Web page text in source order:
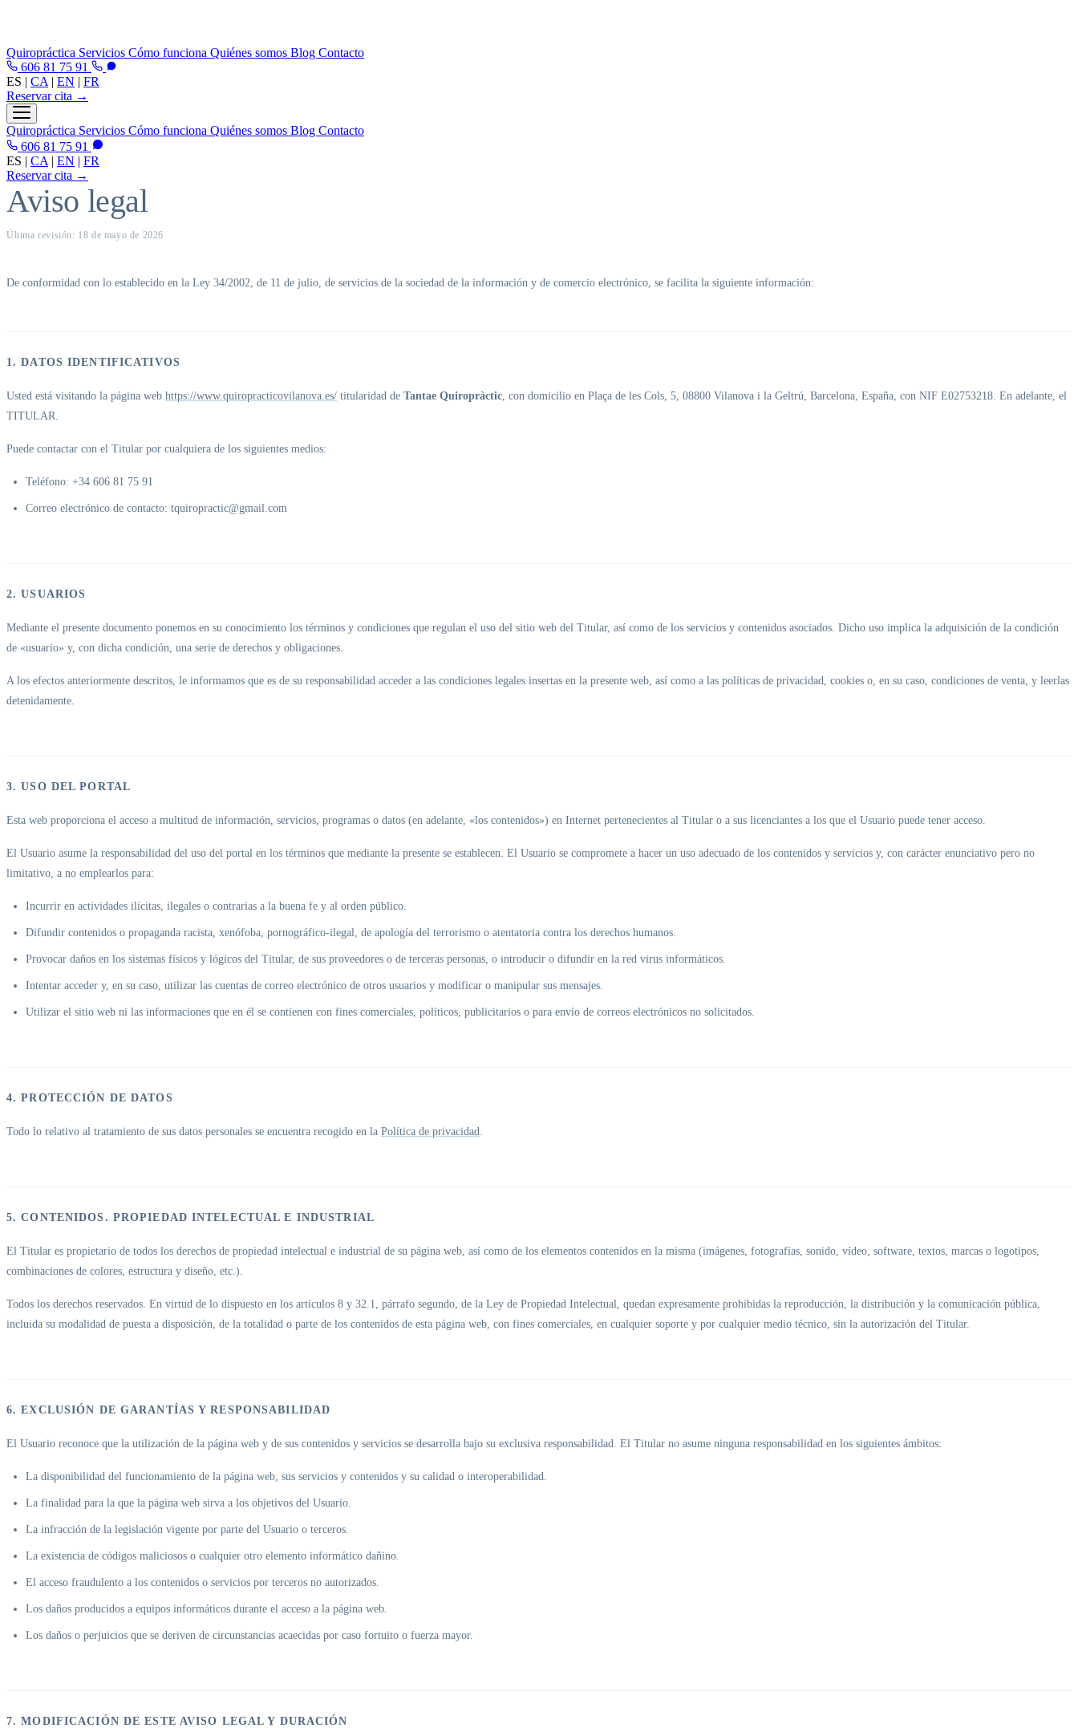
Quiropráctica Servicios Cómo funciona Quiénes somos Blog Contacto
606 81 75 91
ES | CA | EN | FR
Reservar cita →
Quiropráctica Servicios Cómo funciona Quiénes somos Blog Contacto
606 81 75 91
ES | CA | EN | FR
Reservar cita →
Aviso legal
Última revisión: 18 de mayo de 2026
De conformidad con lo establecido en la Ley 34/2002, de 11 de julio, de servicios de la sociedad de la información y de comercio electrónico, se facilita la siguiente información:
1. DATOS IDENTIFICATIVOS
Usted está visitando la página web https://www.quiropracticovilanova.es/ titularidad de Tantae Quiropràctic, con domicilio en Plaça de les Cols, 5, 08800 Vilanova i la Geltrú, Barcelona, España, con NIF E02753218. En adelante, el
TITULAR.
Puede contactar con el Titular por cualquiera de los siguientes medios:
Teléfono: +34 606 81 75 91
Correo electrónico de contacto: tquiropractic@gmail.com
2. USUARIOS
Mediante el presente documento ponemos en su conocimiento los términos y condiciones que regulan el uso del sitio web del Titular, así como de los servicios y contenidos asociados. Dicho uso implica la adquisición de la condición
de «usuario» y, con dicha condición, una serie de derechos y obligaciones.
A los efectos anteriormente descritos, le informamos que es de su responsabilidad acceder a las condiciones legales insertas en la presente web, así como a las políticas de privacidad, cookies o, en su caso, condiciones de venta, y leerlas
detenidamente.
3. USO DEL PORTAL
Esta web proporciona el acceso a multitud de información, servicios, programas o datos (en adelante, «los contenidos») en Internet pertenecientes al Titular o a sus licenciantes a los que el Usuario puede tener acceso.
El Usuario asume la responsabilidad del uso del portal en los términos que mediante la presente se establecen. El Usuario se compromete a hacer un uso adecuado de los contenidos y servicios y, con carácter enunciativo pero no
limitativo, a no emplearlos para:
Incurrir en actividades ilícitas, ilegales o contrarias a la buena fe y al orden público.
Difundir contenidos o propaganda racista, xenófoba, pornográfico-ilegal, de apología del terrorismo o atentatoria contra los derechos humanos.
Provocar daños en los sistemas físicos y lógicos del Titular, de sus proveedores o de terceras personas, o introducir o difundir en la red virus informáticos.
Intentar acceder y, en su caso, utilizar las cuentas de correo electrónico de otros usuarios y modificar o manipular sus mensajes.
Utilizar el sitio web ni las informaciones que en él se contienen con fines comerciales, políticos, publicitarios o para envío de correos electrónicos no solicitados.
4. PROTECCIÓN DE DATOS
Todo lo relativo al tratamiento de sus datos personales se encuentra recogido en la Política de privacidad.
5. CONTENIDOS. PROPIEDAD INTELECTUAL E INDUSTRIAL
El Titular es propietario de todos los derechos de propiedad intelectual e industrial de su página web, así como de los elementos contenidos en la misma (imágenes, fotografías, sonido, vídeo, software, textos, marcas o logotipos,
combinaciones de colores, estructura y diseño, etc.).
Todos los derechos reservados. En virtud de lo dispuesto en los artículos 8 y 32.1, párrafo segundo, de la Ley de Propiedad Intelectual, quedan expresamente prohibidas la reproducción, la distribución y la comunicación pública,
incluida su modalidad de puesta a disposición, de la totalidad o parte de los contenidos de esta página web, con fines comerciales, en cualquier soporte y por cualquier medio técnico, sin la autorización del Titular.
6. EXCLUSIÓN DE GARANTÍAS Y RESPONSABILIDAD
El Usuario reconoce que la utilización de la página web y de sus contenidos y servicios se desarrolla bajo su exclusiva responsabilidad. El Titular no asume ninguna responsabilidad en los siguientes ámbitos:
La disponibilidad del funcionamiento de la página web, sus servicios y contenidos y su calidad o interoperabilidad.
La finalidad para la que la página web sirva a los objetivos del Usuario.
La infracción de la legislación vigente por parte del Usuario o terceros.
La existencia de códigos maliciosos o cualquier otro elemento informático dañino.
El acceso fraudulento a los contenidos o servicios por terceros no autorizados.
Los daños producidos a equipos informáticos durante el acceso a la página web.
Los daños o perjuicios que se deriven de circunstancias acaecidas por caso fortuito o fuerza mayor.
7. MODIFICACIÓN DE ESTE AVISO LEGAL Y DURACIÓN